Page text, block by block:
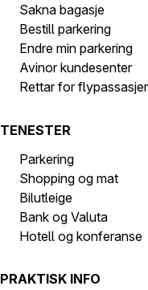
Sakna bagasje
Bestill parkering
Endre min parkering
Avinor kundesenter
Rettar for
TENESTER
Parkering
Shopping og mat
Bilutleige
Bank og Valuta
Hotell og konferanse
PRAKTISK INFO